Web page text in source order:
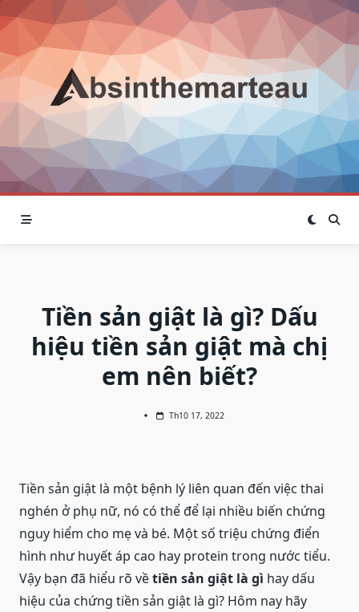
Skip
to
content
Tiền sản giật là gì? Dấu
hiệu tiền sản giật mà chị
em nên biết?
Th10 17, 2022
Tiền sản giật là một bệnh lý liên quan đến việc thai
nghén ở phụ nữ, nó có thể để lại nhiều biến chứng
nguy hiểm cho mẹ và bé. Một số triệu chứng điển
hình như huyết áp cao hay protein trong nước tiểu.
Vậy bạn đã hiểu rõ vềtiền sản giật là gì hay dấu
hiệu của chứng tiền sản giật là gì? Hôm nay hãy